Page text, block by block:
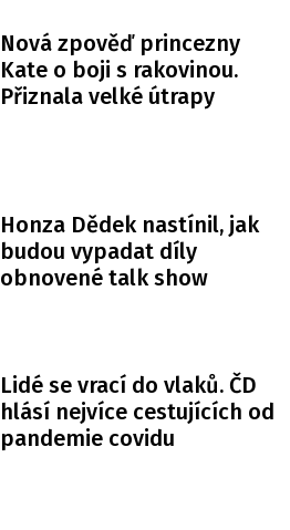
Nová zpověď princezny
Kate o boji s rakovinou.
Přiznala velké útrapy
Honza Dědek nastínil, jak
budou vypadat díly
obnovené talk show
Lidé se vrací do vlaků. ČD
hlásí nejvíce cestujících od
pandemie covidu